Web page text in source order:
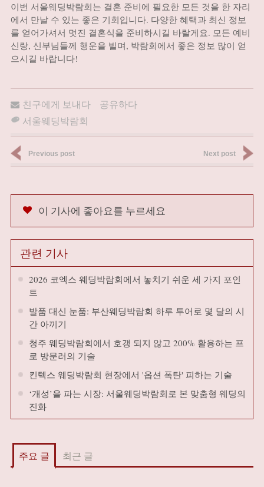
이번 서울웨딩박람회는 결혼 준비에 필요한 모든 것을 한 자리
에서 만날 수 있는 좋은 기회입니다. 다양한 혜택과 최신 정보
를 얻어가셔서 멋진 결혼식을 준비하시길 바랄게요. 모든 예비
신랑, 신부님들께 행운을 빌며, 박람회에서 좋은 정보 많이 얻
으시길 바랍니다!
친구에게 보내다
공유하다
서울웨딩박람회
Previous post Next post
이 기사에 좋아요를 누르세요
관련 기사
2026 코엑스 웨딩박람회에서 놓치기 쉬운 세 가지 포인
트
발품 대신 눈품: 부산웨딩박람회 하루 투어로 몇 달의 시
간 아끼기
청주 웨딩박람회에서 호갱 되지 않고 200% 활용하는 프
로 방문러의 기술
킨텍스 웨딩박람회 현장에서 '옵션 폭탄' 피하는 기술
‘개성’을 파는 시장: 서울웨딩박람회로 본 맞춤형 웨딩의
진화
주요 글 최근 글